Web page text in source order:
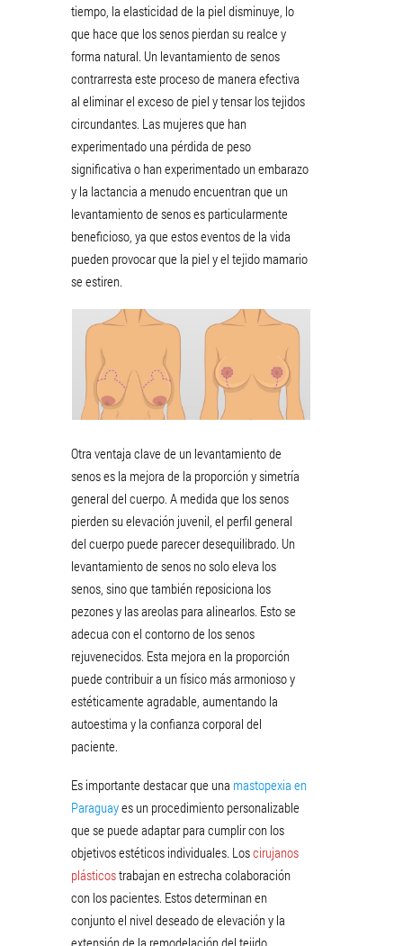
tiempo, la elasticidad de la piel disminuye, lo
que hace que los senos pierdan su realce y
forma natural. Un levantamiento de senos
contrarresta este proceso de manera efectiva
al eliminar el exceso de piel y tensar los tejidos
circundantes. Las mujeres que han
experimentado una pérdida de peso
significativa o han experimentado un embarazo
y la lactancia a menudo encuentran que un
levantamiento de senos es particularmente
beneficioso, ya que estos eventos de la vida
pueden provocar que la piel y el tejido mamario
se estiren.
Otra ventaja clave de un levantamiento de
senos es la mejora de la proporción y simetría
general del cuerpo. A medida que los senos
pierden su elevación juvenil, el perfil general
del cuerpo puede parecer desequilibrado. Un
levantamiento de senos no solo eleva los
senos, sino que también reposiciona los
pezones y las areolas para alinearlos. Esto se
adecua con el contorno de los senos
rejuvenecidos. Esta mejora en la proporción
puede contribuir a un físico más armonioso y
estéticamente agradable, aumentando la
autoestima y la confianza corporal del
paciente.
Es importante destacar que una mastopexia en
Paraguayes un procedimiento personalizable
que se puede adaptar para cumplir con los
objetivos estéticos individuales. Loscirujanos
plásticostrabajan en estrecha colaboración
con los pacientes. Estos determinan en
conjunto el nivel deseado de elevación y la